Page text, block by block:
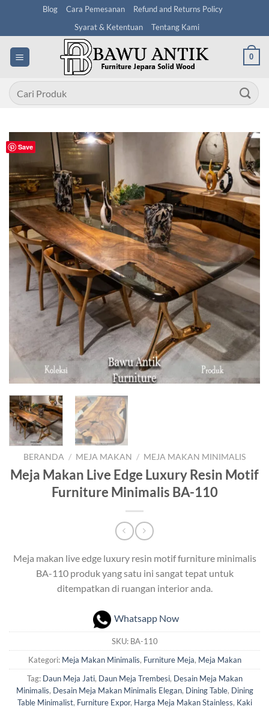
content
Blog Cara Pemesanan
Refund and Returns Policy
Syarat & Ketentuan
Tentang Kami
0
Pencarian
untuk:
Save
BERANDA / MEJA MAKAN / MEJA MAKAN MINIMALIS
Meja Makan Live Edge Luxury Resin Motif
Furniture Minimalis BA-110
Meja makan live edge luxury resin motif furniture minimalis
BA-110 produk yang satu ini sangat tepat untuk
ditempatkan di ruangan interior anda.
Whatsapp Now
SKU: BA-110
Kategori: Meja Makan Minimalis, Furniture Meja, Meja Makan
Tag: Daun Meja Jati, Daun Meja Trembesi, Desain Meja Makan
Minimalis, Desain Meja Makan Minimalis Elegan, Dining Table, Dining
Table Minimalist, Furniture Expor, Harga Meja Makan Stainless, Kaki